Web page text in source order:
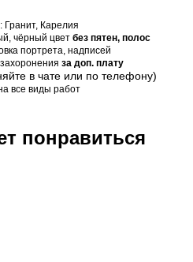
Гранит, Карелия
чёрный цвет без пятен, полос
портрета, надписей
за доп. плату
в чате или по телефону)
все виды работ
понравиться